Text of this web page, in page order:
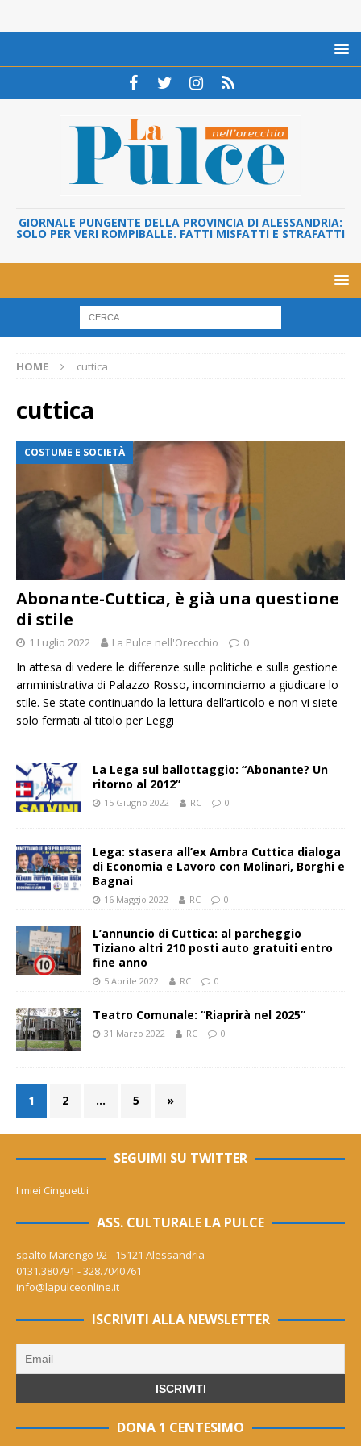
GIORNALE PUNGENTE DELLA PROVINCIA DI ALESSANDRIA:
SOLO PER VERI ROMPIBALLE. FATTI MISFATTI E STRAFATTI
HOME cuttica
cuttica
COSTUME E SOCIETÀ
Abonante-Cuttica, è già una questione
di stile
1 Luglio 2022 La Pulce nell'Orecchio 0
In attesa di vedere le differenze sulle politiche e sulla gestione
amministrativa di Palazzo Rosso, incominciamo a giudicare lo
stile. Se state continuando la lettura dell’articolo e non vi siete
solo fermati al titolo per Leggi
La Lega sul ballottaggio: “Abonante? Un
ritorno al 2012”
15 Giugno 2022 RC 0
Lega: stasera all’ex Ambra Cuttica dialoga
di Economia e Lavoro con Molinari, Borghi e
Bagnai
16 Maggio 2022 RC 0
L’annuncio di Cuttica: al parcheggio
Tiziano altri 210 posti auto gratuiti entro
fine anno
5 Aprile 2022 RC 0
Teatro Comunale: “Riaprirà nel 2025”
31 Marzo 2022 RC 0
1 2 … 5 »
SEGUIMI SU TWITTER
I miei Cinguettii
ASS. CULTURALE LA PULCE
spalto Marengo 92 - 15121 Alessandria
0131.380791 - 328.7040761
info@lapulceonline.it
ISCRIVITI ALLA NEWSLETTER
DONA 1 CENTESIMO